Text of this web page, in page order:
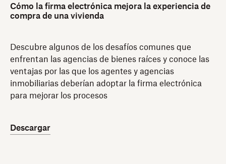
Cómo la firma electrónica mejora la experiencia de
compra de una vivienda
Descubre algunos de los desafíos comunes que
enfrentan las agencias de bienes raíces y conoce las
ventajas por las que los agentes y agencias
inmobiliarias deberían adoptar la firma electrónica
para mejorar los procesos
Descargar